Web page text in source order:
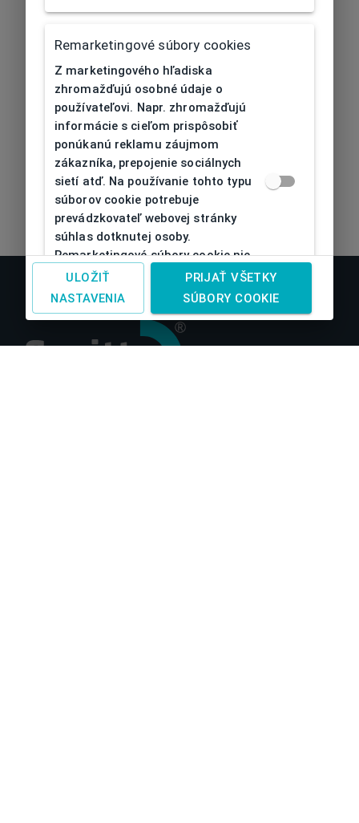
Remarketingové súbory cookies
Z marketingového hľadiska
zhromažďujú osobné údaje o
používateľovi. Napr. zhromažďujú
informácie s cieľom prispôsobiť
ponúkanú reklamu záujmom
zákazníka, prepojenie sociálnych
sietí atď. Na používanie tohto typu
súborov cookie potrebuje
prevádzkovateľ webovej stránky
súhlas dotknutej osoby.
Remarketingové súbory cookie nie
je možné bez takéhoto súhlasu
používať
ULOŽIŤ
NASTAVENIA
PRIJAŤ VŠETKY
SÚBORY COOKIE